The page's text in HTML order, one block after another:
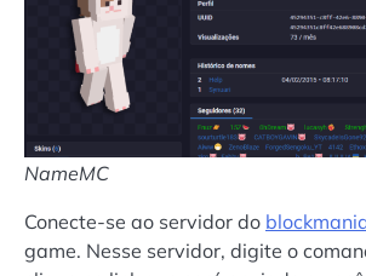
NameMC
Conecte-se ao servidor do
game. Nesse servidor, digite o